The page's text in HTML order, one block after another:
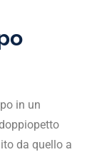
in un
da quello a